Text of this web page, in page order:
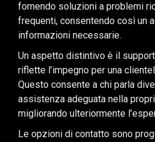
fornendo soluzioni a problemi
frequenti, consentendo così un
informazioni necessarie.
Un aspetto distintivo è il
riflette l’impegno per una
Questo consente a chi parla
assistenza adeguata nella
migliorando ulteriormente
Le opzioni di contatto sono